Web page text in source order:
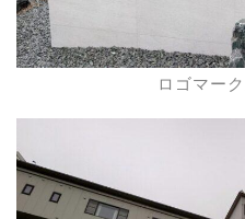
ロゴマー